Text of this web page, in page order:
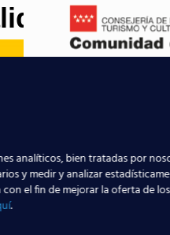
analíticos, bien tratadas por
y medir y analizar
el fin de mejorar la oferta de
.